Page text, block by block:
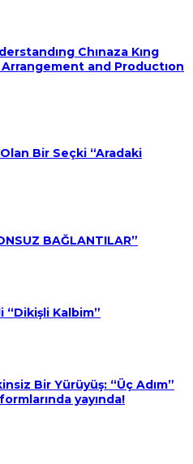
Chınaza Kıng
Arrangement and Productıon
Bir Seçki “Aradaki
BAĞLANTILAR”
“Dikişli Kalbim”
Bir Yürüyüş: “Üç Adım”
yayında!